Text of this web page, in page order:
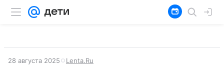
28 августа 2025 Lenta.Ru